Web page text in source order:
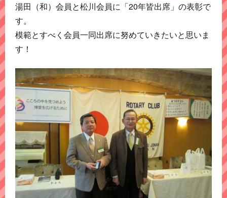
湯田（和）会員と松川会員に「20年皆出席」の表彰で
す。
模範とすべく会員一同出席に努めていきたいと思いま
す！